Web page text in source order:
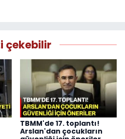
çekebilir
TBMM'de 17. toplantı!
Arslan'dan çocukların